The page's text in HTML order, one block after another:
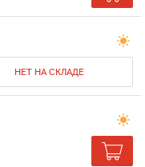
НЕТ НА СКЛАДЕ